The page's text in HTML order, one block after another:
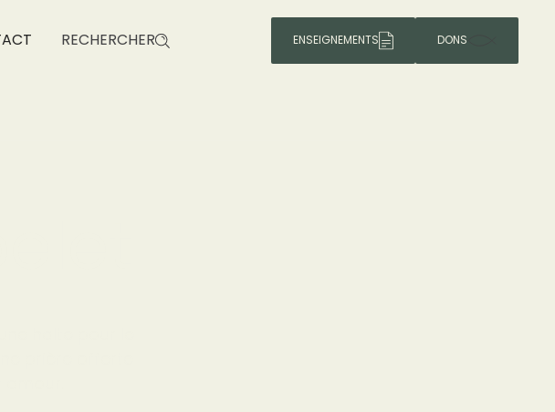
RECHERCHER ENSEIGNEMENTS DONS